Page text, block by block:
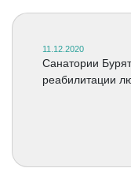
11.12.2020
Санатории
реабилитации